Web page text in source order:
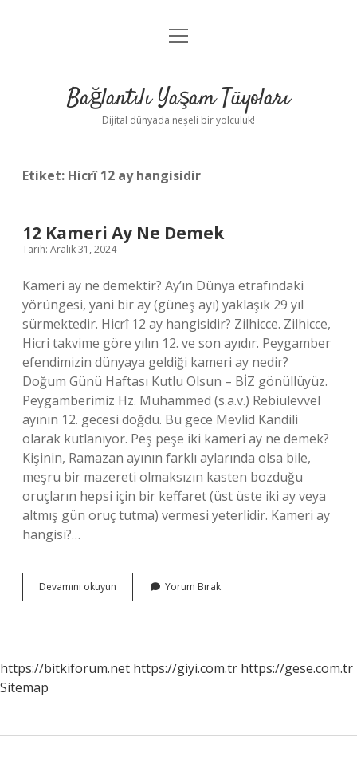
Anasayfa
Yasal Uyarı
menüyü
Bağlantılı Yaşam Tüyoları
Dijital dünyada neşeli bir yolculuk!
Etiket: Hicrî 12 ay hangisidir
12 Kameri Ay Ne Demek
Tarih: Aralık 31, 2024
Kameri ay ne demektir? Ay’ın Dünya etrafındaki
yörüngesi, yani bir ay (güneş ayı) yaklaşık 29 yıl
sürmektedir. Hicrî 12 ay hangisidir? Zilhicce. Zilhicce,
Hicri takvime göre yılın 12. ve son ayıdır. Peygamber
efendimizin dünyaya geldiği kameri ay nedir?
Doğum Günü Haftası Kutlu Olsun – BİZ gönüllüyüz.
Peygamberimiz Hz. Muhammed (s.a.v.) Rebiülevvel
ayının 12. gecesi doğdu. Bu gece Mevlid Kandili
olarak kutlanıyor. Peş peşe iki kamerî ay ne demek?
Kişinin, Ramazan ayının farklı aylarında olsa bile,
meşru bir mazereti olmaksızın kasten bozduğu
oruçların hepsi için bir keffaret (üst üste iki ay veya
altmış gün oruç tutma) vermesi yeterlidir. Kameri ay
hangisi?…
Devamını okuyun
Kameri
Yorum Bırak
https://bitkiforum.net https://giyi.com.tr https://gese.com.tr
Sitemap